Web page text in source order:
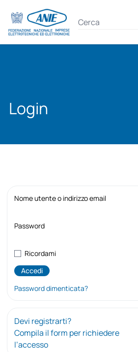
Login
Nome utente o indirizzo email
Password
Ricordami
Password dimenticata?
Devi registrarti?
Compila il form per richiedere
l’accesso